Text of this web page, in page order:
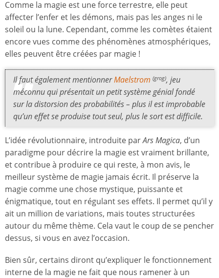
Comme la magie est une force terrestre, elle peut
affecter l’enfer et les démons, mais pas les anges ni le
soleil ou la lune. Cependant, comme les comètes étaient
encore vues comme des phénomènes atmosphériques,
elles peuvent être créées par magie !
Il faut également mentionnerMaelstrom (grog), jeu
méconnu qui présentait un petit système génial fondé
sur la distorsion des probabilités – plus il est improbable
qu’un effet se produise tout seul, plus le sort est difficile.
L’idée révolutionnaire, introduite parArs Magica, d’un
paradigme pour décrire la magie est vraiment brillante,
et contribue à produire ce qui reste, à mon avis, le
meilleur système de magie jamais écrit. Il préserve la
magie comme une chose mystique, puissante et
énigmatique, tout en régulant ses effets. Il permet qu’il y
ait un million de variations, mais toutes structurées
autour du même thème. Cela vaut le coup de se pencher
dessus, si vous en avez l’occasion.
Bien sûr, certains diront qu’expliquer le fonctionnement
interne de la magie ne fait que nous ramener à un